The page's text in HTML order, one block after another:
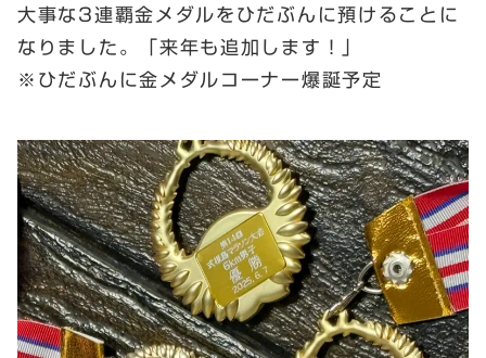
大事な3連覇金メダルをひだぶんに預けることに
なりました。「来年も追加します！」
※ひだぶんに金メダルコーナー爆誕予定